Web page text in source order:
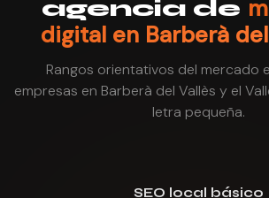
agencia de
digital en Barberà
Rangos orientativos del mercado
empresas en Barberà del Vallès y el
letra pequeña.
SEO local básico